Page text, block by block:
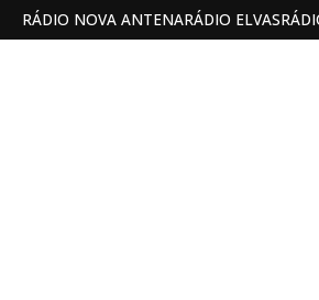
RÁDIO NOVA ANTENARÁDIO ELVAS